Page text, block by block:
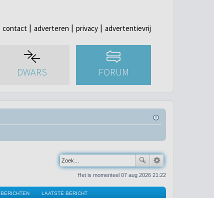
contact adverteren privacy advertentievrij
DWARS FORUM
Het is momenteel 07 aug 2026 21:22
BERICHTEN LAATSTE BERICHT